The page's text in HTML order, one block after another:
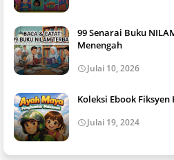
99 Senarai Buku
Menengah
Julai 10, 2026
Koleksi Ebook
Julai 19, 2024